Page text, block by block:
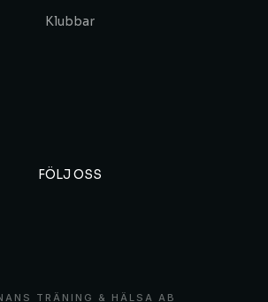
Klubbar
FÖLJ OSS
TRÄNING & HÄLSA AB